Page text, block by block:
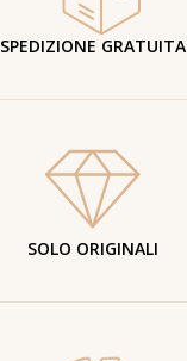
SPEDIZIONE GRATUITA
SOLO ORIGINALI